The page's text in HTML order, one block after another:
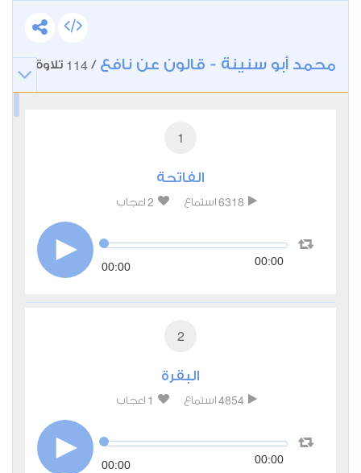
محمد أبو سنينة - قالون عن نافع /
114 تلاوة
1
الفاتحة
6318 استماع 2 اعجاب
00:00 00:00
2
البقرة
4854 استماع 1 اعجاب
00:00 00:00